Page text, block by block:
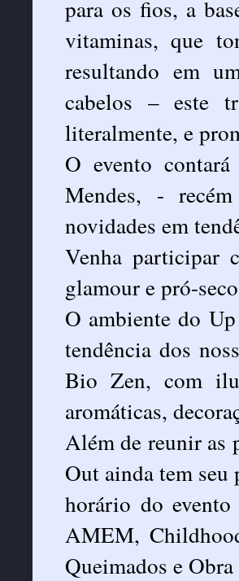
para os fios, a
vitaminas, que
resultando em
cabelos – este
literalmente, e
O evento
Mendes, -
novidades em
Venha participar
glamour e pró-
O ambiente do
tendência dos
Bio Zen, com
aromáticas,
Além de reunir as
Out ainda tem seu
horário do evento
AMEM,
Queimados e